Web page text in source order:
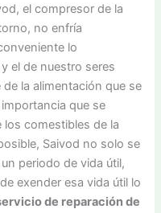
el compresor de la
no enfría
lo
el de nuestro seres
la alimentación que se
que se
comestibles de la
Saivod no solo se
periodo de vida útil,
exender esa vida útil lo
de reparación de